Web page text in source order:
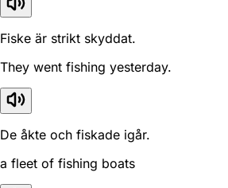
Fiske är strikt skyddat.
They went fishing yesterday.
De åkte och fiskade igår.
a fleet of fishing boats